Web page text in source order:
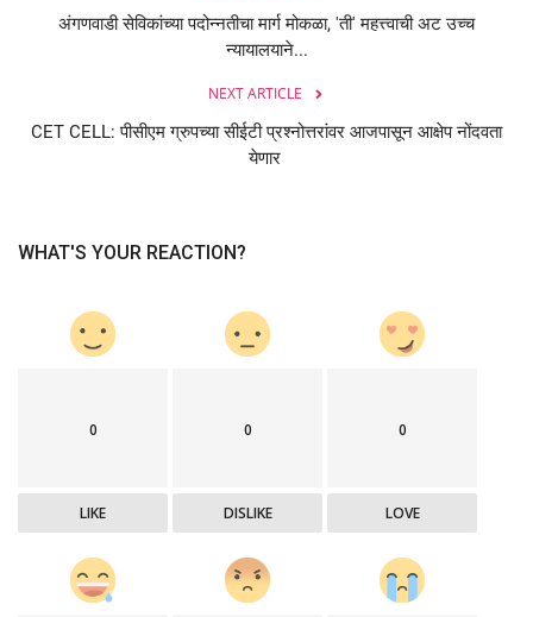
अंगणवाडी सेविकांच्या पदोन्नतीचा मार्ग मोकळा, 'ती' महत्त्वाची अट उच्च
न्यायालयाने...
NEXT ARTICLE
CET CELL: पीसीएम ग्रुपच्या सीईटी प्रश्नोत्तरांवर आजपासून आक्षेप नोंदवता
येणार
WHAT'S YOUR REACTION?
0
LIKE
0
DISLIKE
0
LOVE